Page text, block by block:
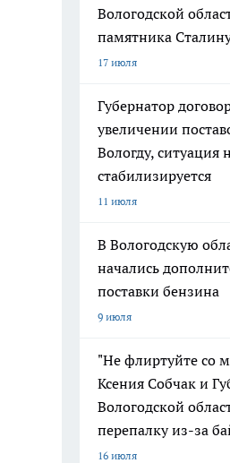
Вологодской
памятника
17 июля
Губернатор
увеличении
Вологду, ситуация
стабилизируется
11 июля
В Вологодскую
начались
поставки бензина
9 июля
"Не флиртуйте со
Ксения Собчак и
Вологодской
перепалку из-за
16 июля